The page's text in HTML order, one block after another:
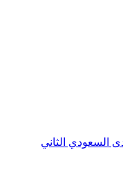
السعودي الثاني